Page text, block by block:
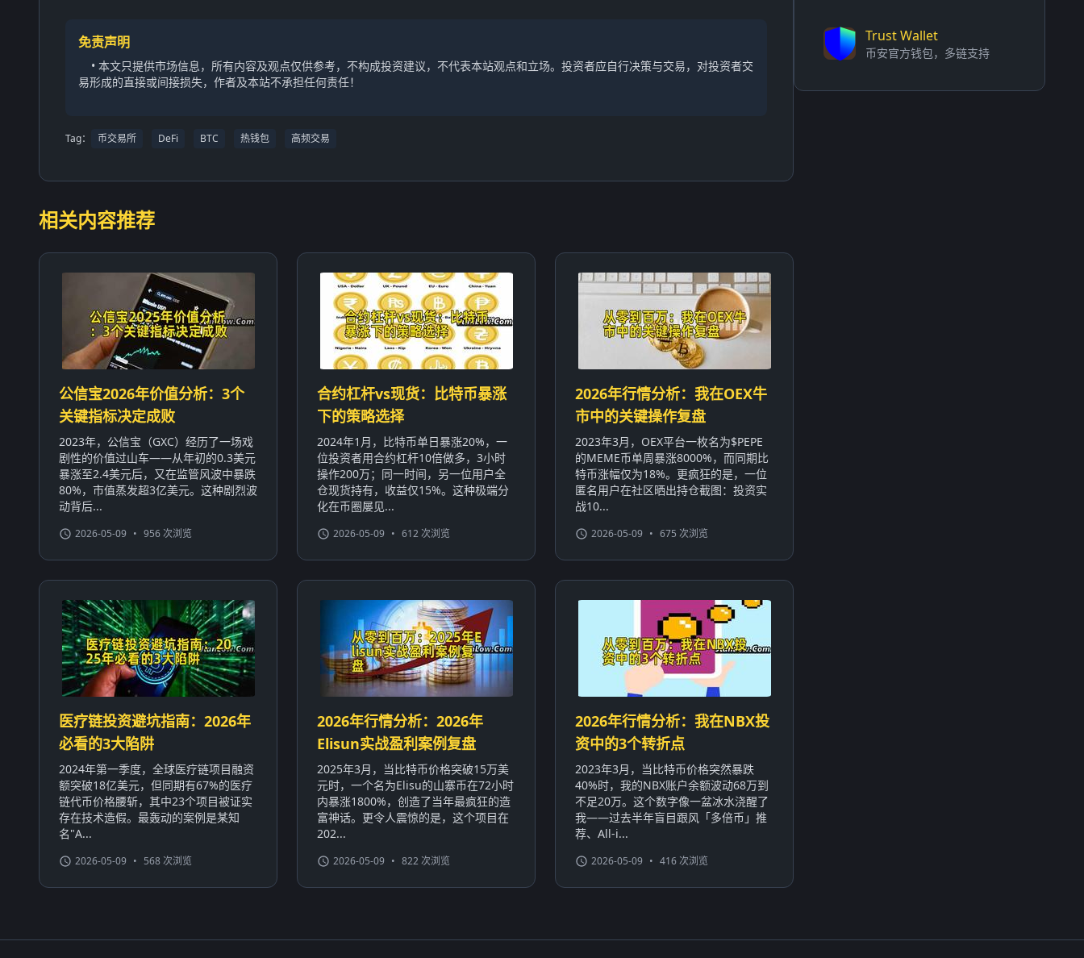
免责声明
• 本文只提供市场信息，所有内容及观点仅供参考，不构成投资建议，不代表本站观点和立场。投资者应自行决策与交易，对投资者交
易形成的直接或间接损失，作者及本站不承担任何责任！
Tag： 币交易所 DeFi BTC 热钱包 高频交易
相关内容推荐
公信宝2026年价值分析：3个
关键指标决定成败
2023年，公信宝（GXC）经历了一场戏
剧性的价值过山车——从年初的0.3美元
暴涨至2.4美元后，又在监管风波中暴跌
80%，市值蒸发超3亿美元。这种剧烈波
动背后...
2026-05-09 • 956 次浏览
合约杠杆vs现货：比特币暴涨
下的策略选择
2024年1月，比特币单日暴涨20%，一
位投资者用合约杠杆10倍做多，3小时
操作200万；同一时间，另一位用户全
仓现货持有，收益仅15%。这种极端分
化在币圈屡见...
2026-05-09 • 612 次浏览
2026年行情分析：我在OEX牛
市中的关键操作复盘
2023年3月，OEX平台一枚名为$PEPE
的MEME币单周暴涨8000%，而同期比
特币涨幅仅为18%。更疯狂的是，一位
匿名用户在社区晒出持仓截图：投资实
战10...
2026-05-09 • 675 次浏览
医疗链投资避坑指南：2026年
必看的3大陷阱
2024年第一季度，全球医疗链项目融资
额突破18亿美元，但同期有67%的医疗
链代币价格腰斩，其中23个项目被证实
存在技术造假。最轰动的案例是某知
名"A...
2026-05-09 • 568 次浏览
2026年行情分析：2026年
Elisun实战盈利案例复盘
2025年3月，当比特币价格突破15万美
元时，一个名为Elisu的山寨币在72小时
内暴涨1800%，创造了当年最疯狂的造
富神话。更令人震惊的是，这个项目在
202...
2026-05-09 • 822 次浏览
2026年行情分析：我在NBX投
资中的3个转折点
2023年3月，当比特币价格突然暴跌
40%时，我的NBX账户余额波动68万到
不足20万。这个数字像一盆冰水浇醒了
我——过去半年盲目跟风「多倍币」推
荐、All-i...
2026-05-09 • 416 次浏览
Trust Wallet
币安官方钱包，多链支持